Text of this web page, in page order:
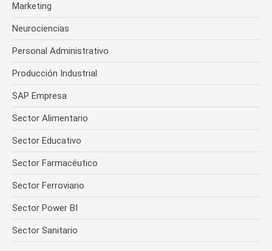
Marketing
Neurociencias
Personal Administrativo
Producción Industrial
SAP Empresa
Sector Alimentario
Sector Educativo
Sector Farmacéutico
Sector Ferroviario
Sector Power BI
Sector Sanitario